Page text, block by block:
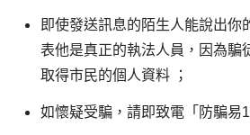
即使發送訊息的陌生人能說出你
表他是真正的執法人員，因為騙
取得市民的個人資料
；
如懷疑受騙，請即致電「防騙易